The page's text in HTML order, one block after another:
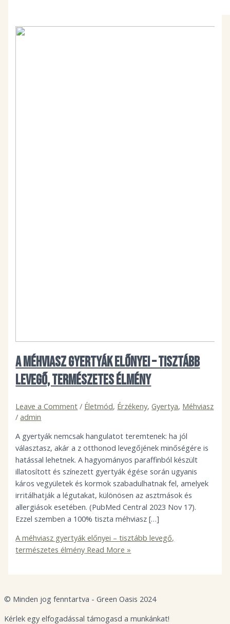
A méhviasz gyertyák előnyei – tisztább
levegő, természetes élmény
Leave a Comment / Életmód, Érzékeny,Gyertya, Méhviasz
/admin
A gyertyák nemcsak hangulatot teremtenek: ha jól
választasz, akár a z otthonod levegőjének minőségére is
hatással lehetnek. A hagyományos paraffinból készült
illatosított és színezett gyertyák égése során ugyanis
káros vegyületek és kormok szabadulhatnak fel, amelyek
irritálhatják a légutakat, különösen az asztmások és
allergiások esetében. (PubMed Central 2023 Nov 17).
Ezzel szemben a 100% tiszta méhviasz […]
A méhviasz gyertyák előnyei – tisztább levegő,
természetes élmény Read More »
© Minden jog fenntartva - Green Oasis 2024
Kérlek egy elfogadással támogasd a munkánkat!